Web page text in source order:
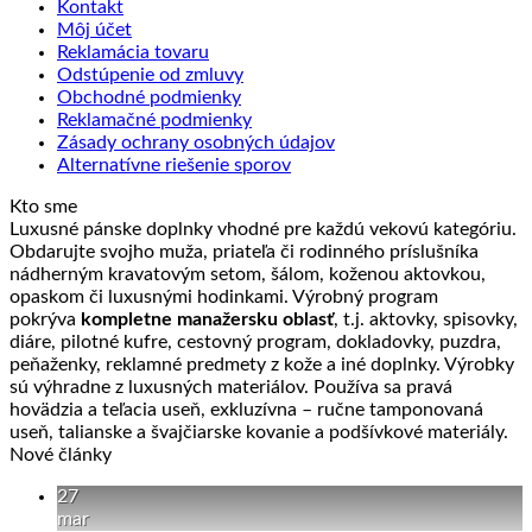
Kontakt
Môj účet
Reklamácia tovaru
Odstúpenie od zmluvy
Obchodné podmienky
Reklamačné podmienky
Zásady ochrany osobných údajov
Alternatívne riešenie sporov
Kto sme
Luxusné pánske doplnky vhodné pre každú vekovú kategóriu.
Obdarujte svojho muža, priateľa či rodinného príslušníka
nádherným kravatovým setom, šálom, koženou aktovkou,
opaskom či luxusnými hodinkami. Výrobný program
pokrýva kompletne manažersku oblasť, t.j. aktovky, spisovky,
diáre, pilotné kufre, cestovný program, dokladovky, puzdra,
peňaženky, reklamné predmety z kože a iné doplnky. Výrobky
sú výhradne z luxusných materiálov. Používa sa pravá
hovädzia a teľacia useň, exkluzívna – ručne tamponovaná
useň, talianske a švajčiarske kovanie a podšívkové materiály.
Nové články
27
mar